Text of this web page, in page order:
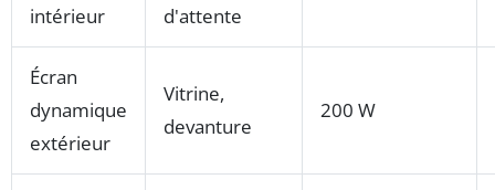
intérieur
d'attente
Écran
dynamique
extérieur
Vitrine,
devanture
200 W